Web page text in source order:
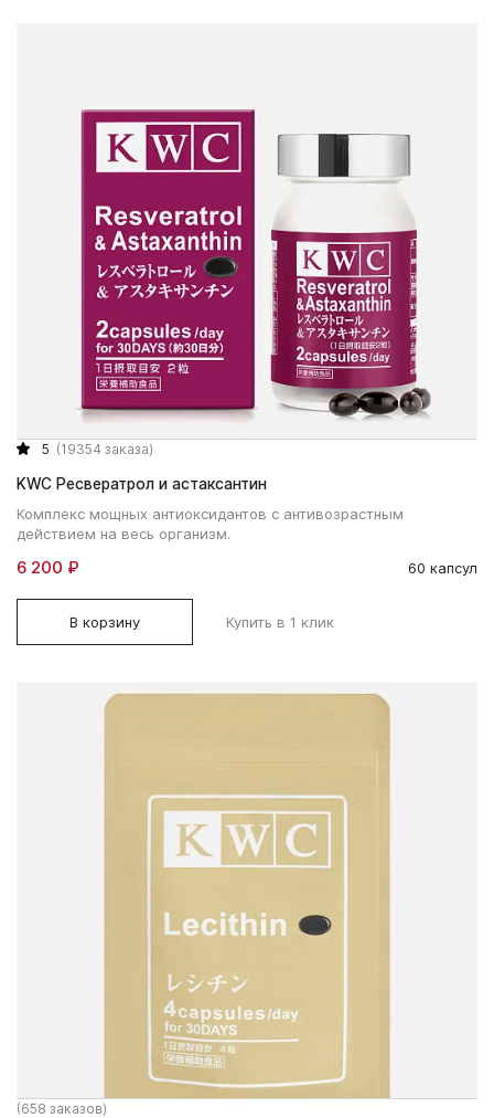
5 (19354 заказа)
KWC Ресвератрол и астаксантин
Комплекс мощных антиоксидантов с антивозрастным
действием на весь организм.
6 200 ₽ 60 капсул
В корзину Купить в 1 клик
(658 заказов)